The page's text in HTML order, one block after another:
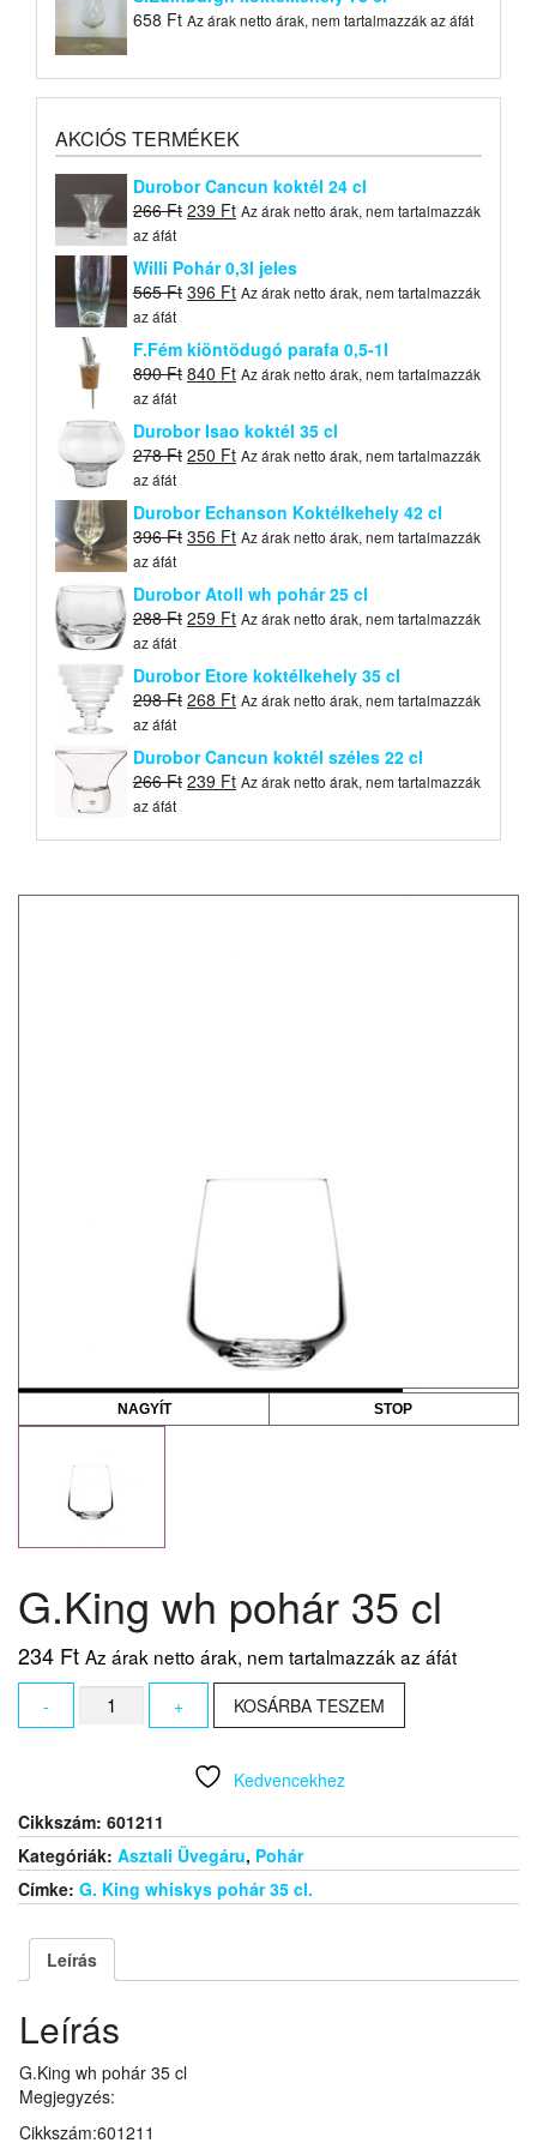
658 Ft Az árak netto árak, nem tartalmazzák az áfát
AKCIÓS TERMÉKEK
Durobor Cancun koktél 24 cl
266Ft Original
was:
266 Ft.
239 FtCurrent
is:
239 Ft.
Az árak netto árak, nem tartalmazzák
az áfát
Willi Pohár 0,3l jeles
565Ft Original
was:
565 Ft.
396 FtCurrent
is:
396 Ft.
Az árak netto árak, nem tartalmazzák
az áfát
F.Fém kiöntõdugó parafa 0,5-1l
890Ft Original
was:
890 Ft.
840 FtCurrent
is:
840 Ft.
Az árak netto árak, nem tartalmazzák
az áfát
Durobor Isao koktél 35 cl
278Ft Original
was:
278 Ft.
250 FtCurrent
250 Ft.
Az árak netto árak, nem tartalmazzák
az áfát
Durobor Echanson Koktélkehely 42 cl
396Ft Original
was:
396 Ft.
356 FtCurrent
is:
356 Ft.
Az árak netto árak, nem tartalmazzák
az áfát
Durobor Atoll wh pohár 25 cl
288Ft Original
was:
288 Ft.
259 FtCurrent
259 Ft.
Az árak netto árak, nem tartalmazzák
az áfát
Durobor Etore koktélkehely 35 cl
298Ft Original
was:
298 Ft.
268 FtCurrent
268 Ft.
Az árak netto árak, nem tartalmazzák
az áfát
Durobor Cancun koktél széles 22 cl
266Ft Original
239 FtCurrent
Az árak netto árak, nem tartalmazzák
az áfát
NAGYÍT STOP
G.King wh pohár 35 cl
234 Ft Az árak netto árak, nem tartalmazzák az áfát
-
G.King
mennyiség
+ KOSÁRBA TESZEM
Kedvencekhez
Cikkszám: 601211
Kategóriák: Asztali Üvegáru, Pohár
Címke: G. King whiskys pohár 35 cl.
Leírás
Leírás
G.King wh pohár 35 cl
Megjegyzés:
Cikkszám:601211